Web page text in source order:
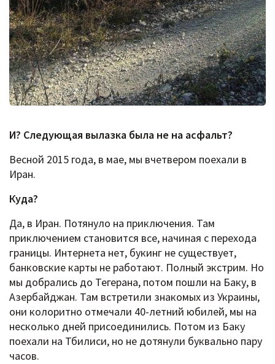
И? Следующая вылазка была не на асфальт?
Весной 2015 года, в мае, мы вчетвером поехали в
Иран.
Куда?
Да, в Иран. Потянуло на приключения. Там
приключением становится все, начиная с перехода
границы. Интернета нет, букинг не существует,
банковские карты не работают. Полный экстрим. Но
мы добрались до Тегерана, потом пошли на Баку, в
Азербайджан. Там встретили знакомых из Украины,
они колоритно отмечали 40-летний юбилей, мы на
несколько дней присоединились. Потом из Баку
поехали на Тбилиси, но не дотянули буквально пару
часов.